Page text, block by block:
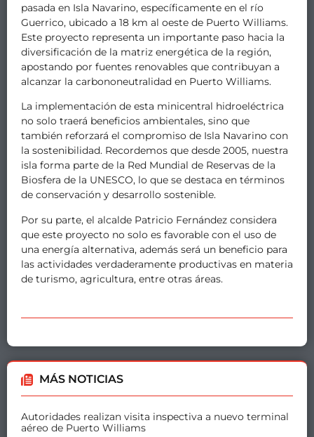
pasada en Isla Navarino, específicamente en el río
Guerrico, ubicado a 18 km al oeste de Puerto Williams.
Este proyecto representa un importante paso hacia la
diversificación de la matriz energética de la región,
apostando por fuentes renovables que contribuyan a
alcanzar la carbononeutralidad en Puerto Williams.
La implementación de esta minicentral hidroeléctrica
no solo traerá beneficios ambientales, sino que
también reforzará el compromiso de Isla Navarino con
la sostenibilidad. Recordemos que desde 2005, nuestra
isla forma parte de la Red Mundial de Reservas de la
Biosfera de la UNESCO, lo que se destaca en términos
de conservación y desarrollo sostenible.
Por su parte, el alcalde Patricio Fernández considera
que este proyecto no solo es favorable con el uso de
una energía alternativa, además será un beneficio para
las actividades verdaderamente productivas en materia
de turismo, agricultura, entre otras áreas.
MÁS NOTICIAS
Autoridades realizan visita inspectiva a nuevo terminal
aéreo de Puerto Williams